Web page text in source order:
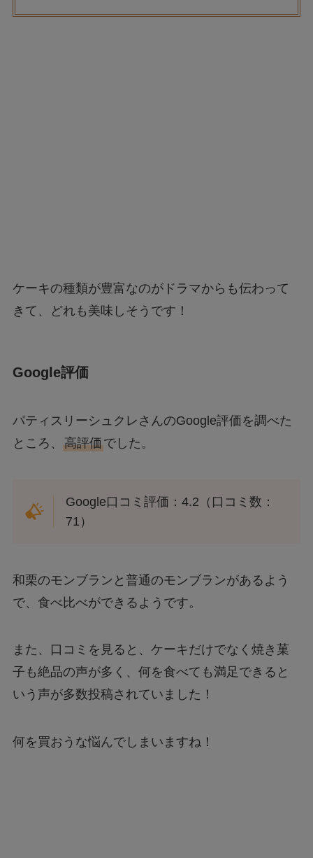
ケーキの種類が豊富なのがドラマからも伝わって
きて、どれも美味しそうです！
Google評価
パティスリーシュクレさんのGoogle評価を調べた
ところ、 高評価でした。
Google口コミ評価：4.2（口コミ数：
71）
和栗のモンブランと普通のモンブランがあるよう
で、食べ比べができるようです。
また、口コミを見ると、ケーキだけでなく焼き菓
子も絶品の声が多く、何を食べても満足できると
いう声が多数投稿されていました！
何を買おうな悩んでしまいますね！